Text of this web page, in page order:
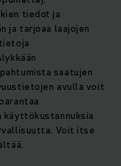
tiedot ja
ja tarjoaa laajojen
saatujen
avulla voit
Voit itse